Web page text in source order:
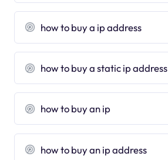
how to buy a ip address
how to buy a static ip address
how to buy an ip
how to buy an ip address